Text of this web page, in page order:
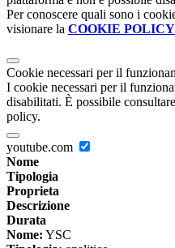
Per conoscere quali sono i
visionare la COOKIE POLICY
Cookie necessari per il
I cookie necessari per il
disabilitati. È possibile
policy.
youtube.com
Nome
Tipologia
Proprieta
Descrizione
Durata
Nome: YSC